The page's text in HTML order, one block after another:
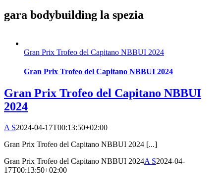
gara bodybuilding la spezia
Gran Prix Trofeo del Capitano NBBUI 2024
Gran Prix Trofeo del Capitano NBBUI 2024
Gran Prix Trofeo del Capitano NBBUI
2024
A S2024-04-17T00:13:50+02:00
Gran Prix Trofeo del Capitano NBBUI 2024 [...]
Gran Prix Trofeo del Capitano NBBUI 2024A S2024-04-
17T00:13:50+02:00